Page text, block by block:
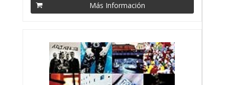
Más Información